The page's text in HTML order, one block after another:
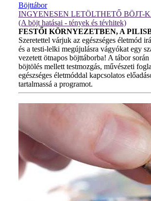
Böjttábor
INGYENESEN LETÖLTHETŐ BÖJT-
(A böjt hatásai - tények és tévhitek)
FESTŐI KÖRNYEZETBEN, A
Szeretettel várjuk az egészséges életmód
és a testi-lelki megújulásra vágyókat egy
vezetett ötnapos böjttáborba! A tábor során
böjtölés mellett testmozgás, művészeti
egészséges életmóddal kapcsolatos
tartalmassá a programot.